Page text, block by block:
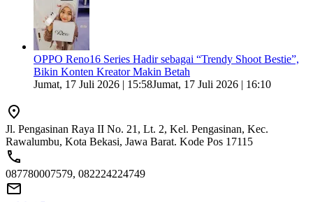
OPPO Reno16 Series Hadir sebagai “Trendy Shoot Bestie”,
Bikin Konten Kreator Makin Betah
Jumat, 17 Juli 2026 | 15:58Jumat, 17 Juli 2026 | 16:10
Jl. Pengasinan Raya II No. 21, Lt. 2, Kel. Pengasinan, Kec.
Rawalumbu, Kota Bekasi, Jawa Barat. Kode Pos 17115
087780007579, 082224224749